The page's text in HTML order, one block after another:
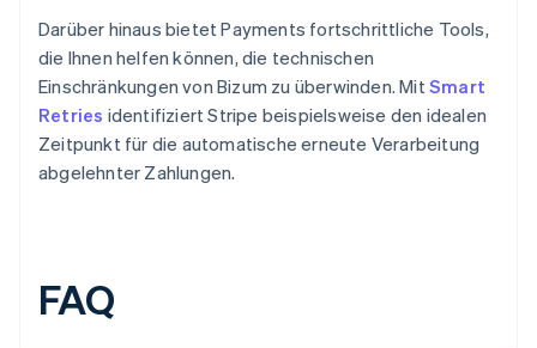
Darüber hinaus bietet Payments fortschrittliche Tools,
die Ihnen helfen können, die technischen
Einschränkungen von Bizum zu überwinden. MitSmart
Retries identifiziert Stripe beispielsweise den idealen
Zeitpunkt für die automatische erneute Verarbeitung
abgelehnter Zahlungen.
FAQ